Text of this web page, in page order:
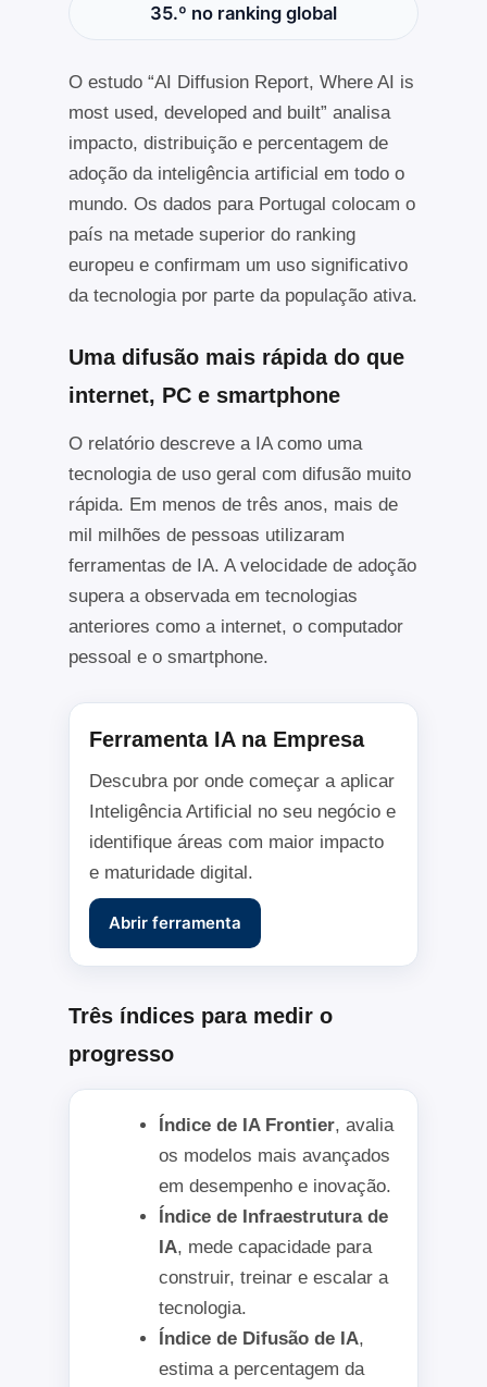
35.º no ranking global
O estudo “AI Diffusion Report, Where AI is
most used, developed and built” analisa
impacto, distribuição e percentagem de
adoção da inteligência artificial em todo o
mundo. Os dados para Portugal colocam o
país na metade superior do ranking
europeu e confirmam um uso significativo
da tecnologia por parte da população ativa.
Uma difusão mais rápida do que
internet, PC e smartphone
O relatório descreve a IA como uma
tecnologia de uso geral com difusão muito
rápida. Em menos de três anos, mais de
mil milhões de pessoas utilizaram
ferramentas de IA. A velocidade de adoção
supera a observada em tecnologias
anteriores como a internet, o computador
pessoal e o smartphone.
Ferramenta IA na Empresa
Descubra por onde começar a aplicar
Inteligência Artificial no seu negócio e
identifique áreas com maior impacto
e maturidade digital.
Abrir ferramenta
Três índices para medir o
progresso
Índice de IA Frontier, avalia
os modelos mais avançados
em desempenho e inovação.
Índice de Infraestrutura de
IA, mede capacidade para
construir, treinar e escalar a
tecnologia.
Índice de Difusão de IA,
estima a percentagem da